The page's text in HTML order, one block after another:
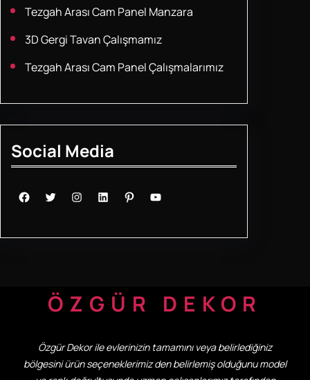
Tezgah Arası Cam Panel Manzara
3D Gergi Tavan Çalışmamız
Tezgah Arası Cam Panel Çalışmalarımız
Social Media
Facebook Twitter Instagram LinkedIn Pinterest YouTube
ÖZGÜR DEKOR
Özgür Dekor ile evlerinizin tamamını veya belirlediğiniz
bölgesini ürün seçeneklerimiz den belirlemiş olduğunu model